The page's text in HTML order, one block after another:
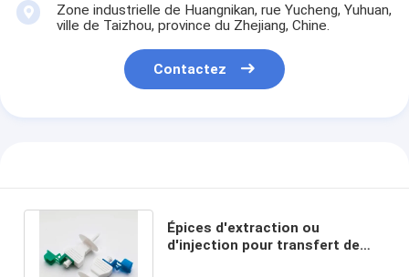
Zone industrielle de Huangnikan, rue Yucheng, Yuhuan,
ville de Taizhou, province du Zhejiang, Chine.
Contactez
Épices d'extraction ou
d'injection pour transfert de